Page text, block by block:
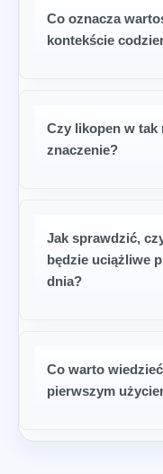
Co oznacza
kontekście
Czy likopen w tak
znaczenie?
Jak sprawdzić,
będzie uciążliwe
dnia?
Co warto
pierwszym